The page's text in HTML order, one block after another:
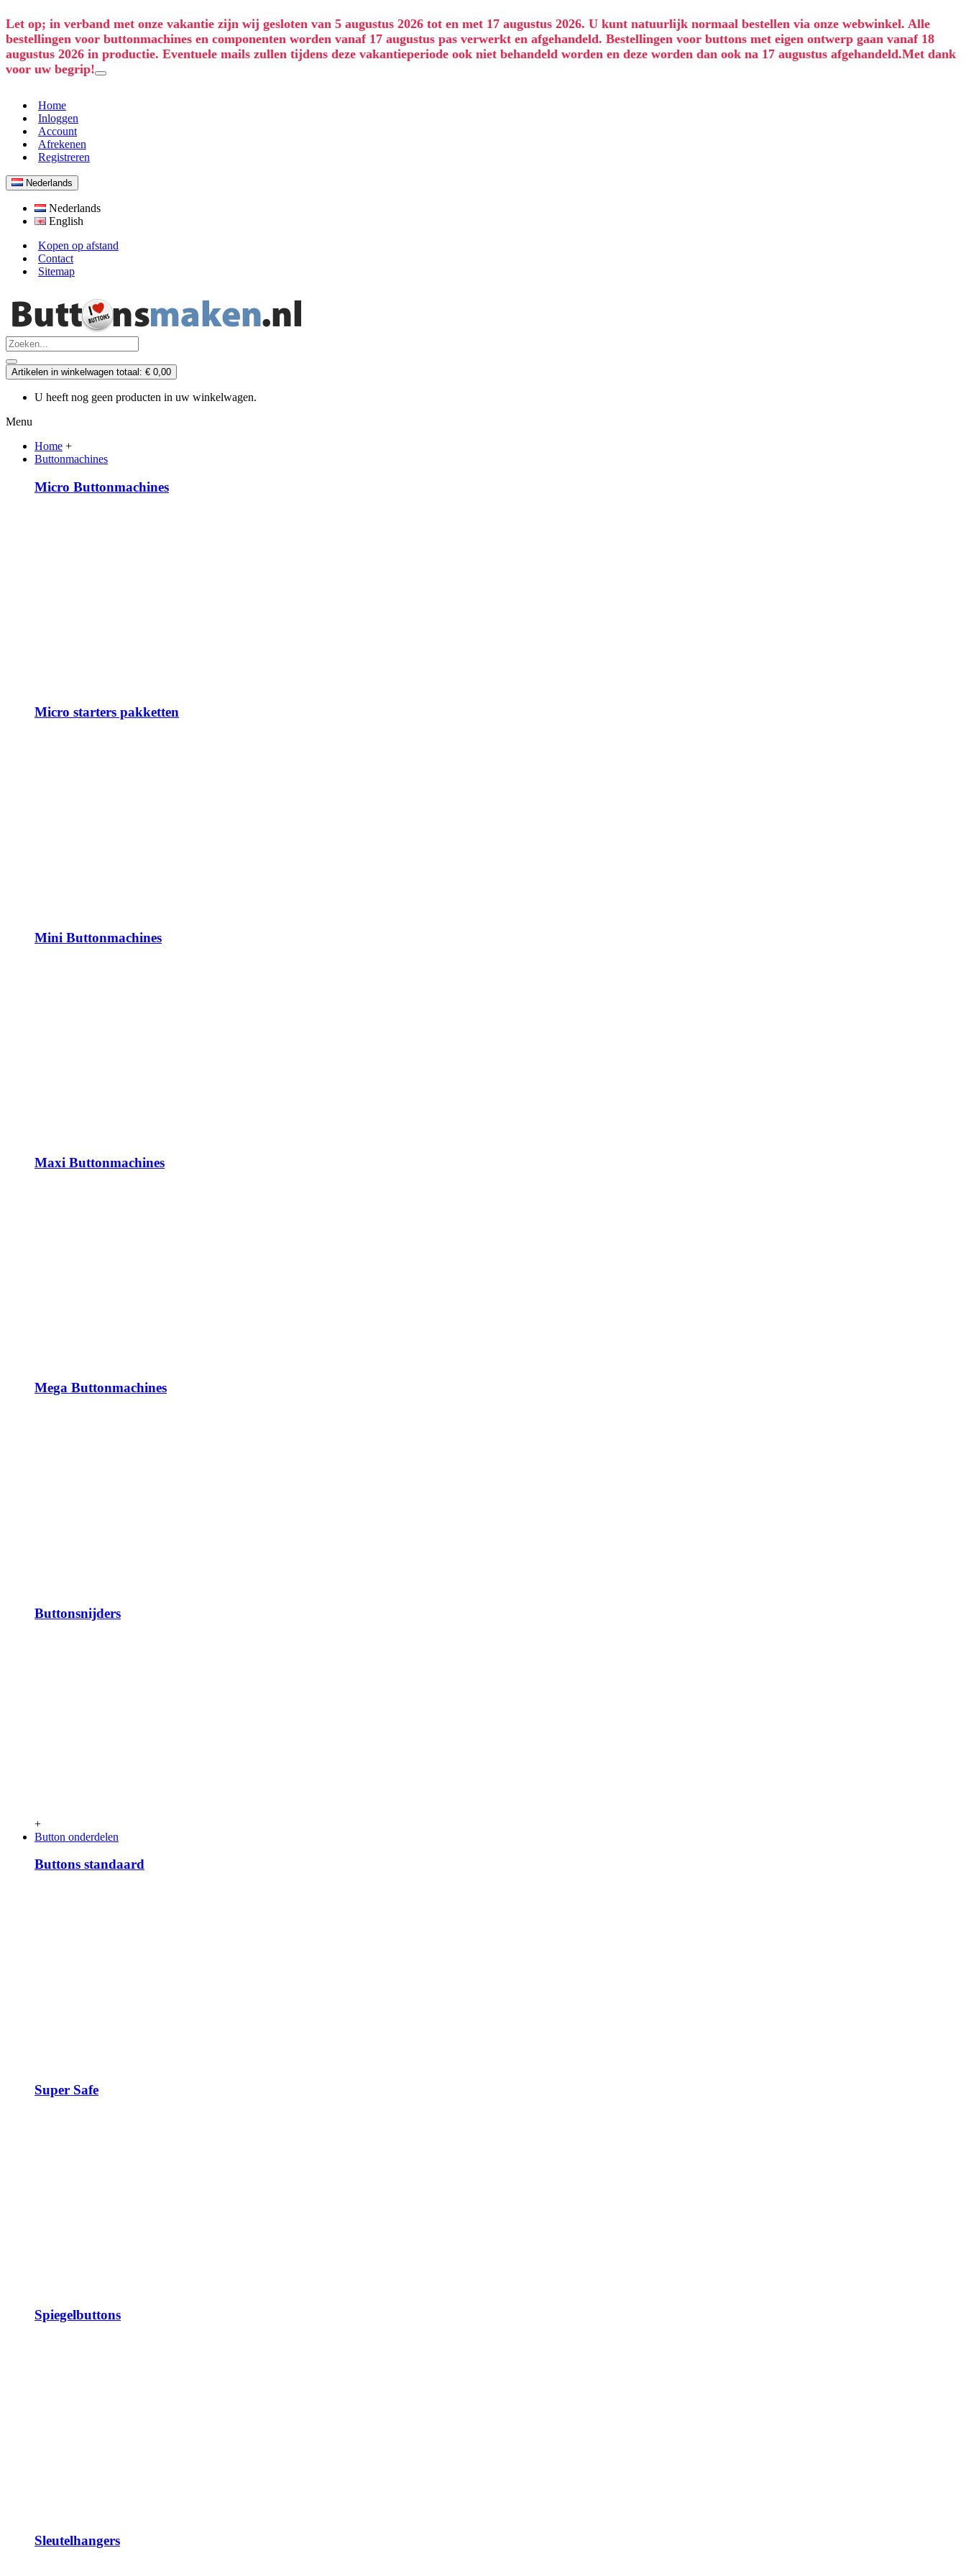
Let op; in verband met onze vakantie zijn wij gesloten van 5 augustus 2026 tot en met 17 augustus 2026. U kunt natuurlijk normaal bestellen via onze webwinkel. Alle
bestellingen voor buttonmachines en componenten worden vanaf 17 augustus pas verwerkt en afgehandeld. Bestellingen voor buttons met eigen ontwerp gaan vanaf 18
augustus 2026 in productie. Eventuele mails zullen tijdens deze vakantieperiode ook niet behandeld worden en deze worden dan ook na 17 augustus afgehandeld.Met dank
voor uw begrip!
Home
Inloggen
Account
Afrekenen
Registreren
Nederlands
Nederlands
English
Kopen op afstand
Contact
Sitemap
Artikelen in winkelwagen totaal: € 0,00
U heeft nog geen producten in uw winkelwagen.
Menu
Home +
Buttonmachines
Micro Buttonmachines
Micro starters pakketten
Mini Buttonmachines
Maxi Buttonmachines
Mega Buttonmachines
Buttonsnijders
+
Button onderdelen
Buttons standaard
Super Safe
Spiegelbuttons
Sleutelhangers